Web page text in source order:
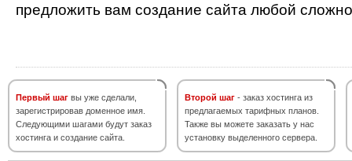
предложить вам создание сайта любой
Первый шаг вы уже сделали,
зарегистрировав доменное имя.
Следующими шагами будут заказ
хостинга и создание сайта.
Второй шаг - заказ хостинга из
предлагаемых тарифных планов.
Также вы можете заказать у нас
установку выделенного сервера.